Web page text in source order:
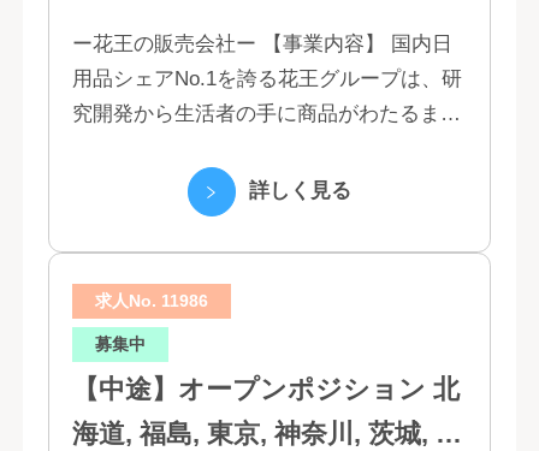
ー花王の販売会社ー 【事業内容】 国内日
用品シェアNo.1を誇る花王グループは、研
究開発から生活者の手に商品がわたるまで
で、情報のスピード、質、量ともに他社に
詳しく見る
求人No. 11986
募集中
【中途】オープンポジション 北
海道, 福島, 東京, 神奈川, 茨城, 静